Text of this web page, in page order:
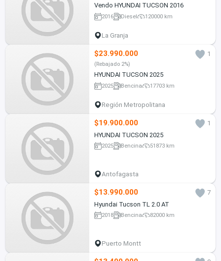
Vendo HYUNDAI TUCSON 2016
2016 Diesel 120000 km
La Granja
$23.990.000 1
(Rebajado 2%)
HYUNDAI TUCSON 2025
2025 Bencina 17703 km
Región Metropolitana
$19.900.000
1
HYUNDAI TUCSON 2025
2025 Bencina 51873 km
Antofagasta
$13.990.000
7
Hyundai Tucson TL 2.0 AT
2018 Bencina 82000 km
Puerto Montt